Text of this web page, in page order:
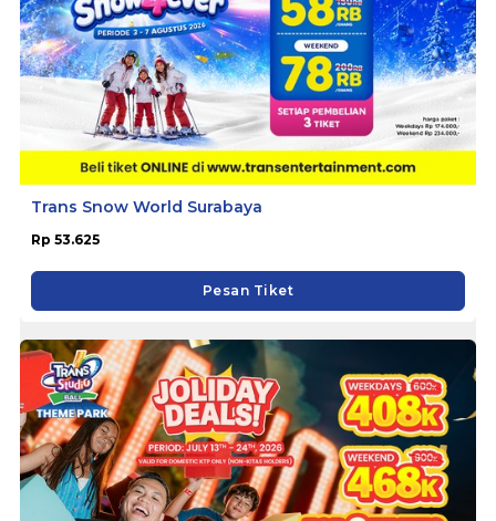
Trans Snow World Surabaya
Rp 53.625
Pesan Tiket